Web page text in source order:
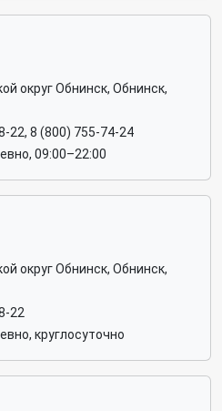
округ Обнинск, Обнинск,
22, 8 (800) 755-74-24
09:00–22:00
округ Обнинск, Обнинск,
22
круглосуточно